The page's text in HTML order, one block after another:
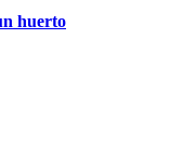
huerto